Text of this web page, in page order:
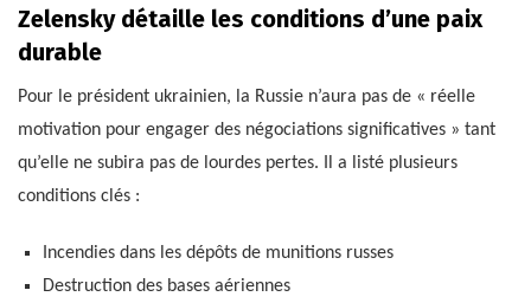
Zelensky détaille les conditions d’une paix
durable
Pour le président ukrainien, la Russie n’aura pas de « réelle
motivation pour engager des négociations significatives » tant
qu’elle ne subira pas de lourdes pertes. Il a listé plusieurs
conditions clés :
Incendies dans les dépôts de munitions russes
Destruction des bases aériennes